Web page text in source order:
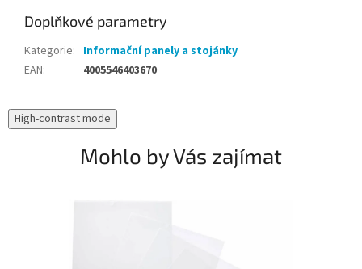
Doplňkové parametry
Kategorie: Informační panely a stojánky
EAN: 4005546403670
High-contrast mode
Mohlo by Vás zajímat